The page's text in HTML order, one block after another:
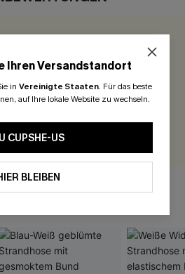
Erste, der bewertet
für Ihre Bewertung!
BEWERTEN
AUCH GEFALLEN
Ihren Versandstandort
in Vereinigte Staaten. Für das beste
auf Ihre lokale Website zu wechseln.
CUPSHE-US
BLEIBEN